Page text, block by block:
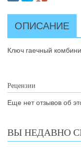
ОПИСАНИЕ
Ключ гаечный
Рецензии
Еще нет отзывов об
ВЫ НЕДАВНО